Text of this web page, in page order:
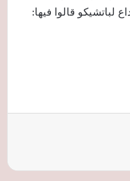
لباتشيكو قالوا فيها:
توقيع محمد صلاح عقدًا
لتقديمه رسميًا